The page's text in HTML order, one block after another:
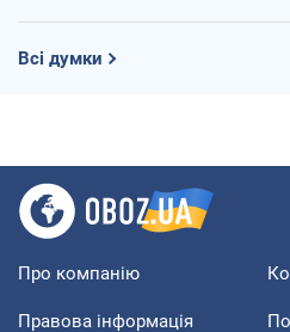
Всі думки
Про компанію
Правова інформація